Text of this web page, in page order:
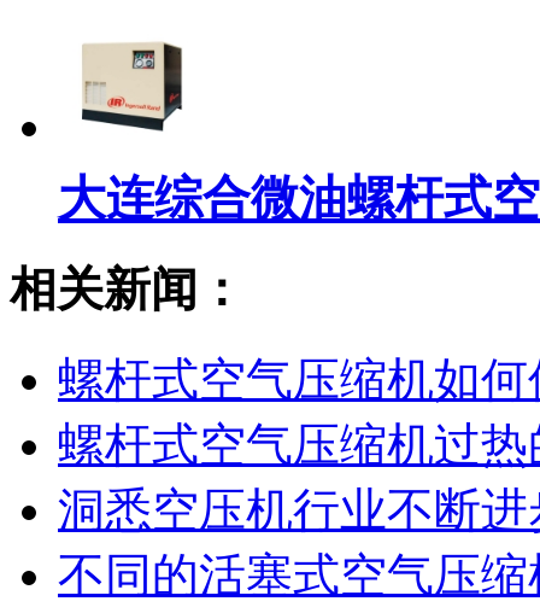
大连综合微油螺杆式空
相关新闻：
螺杆式空气压缩机如何
螺杆式空气压缩机过
洞悉空压机行业不断
不同的活塞式空气压